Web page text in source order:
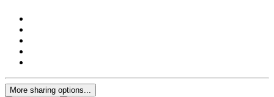
More sharing options...